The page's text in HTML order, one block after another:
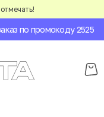
по промокоду 2525